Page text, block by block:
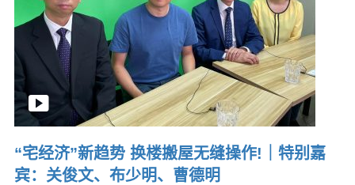
“宅经济”新趋势 换楼搬屋无缝操作!｜特别嘉
宾：关俊文、布少明、曹德明